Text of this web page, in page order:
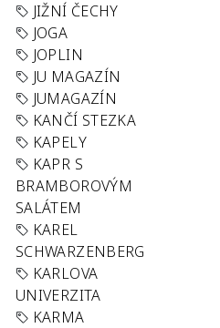
JIŽNÍ ČECHY
JOGA
JOPLIN
JU MAGAZÍN
JUMAGAZÍN
KANČÍ STEZKA
KAPELY
KAPR S
BRAMBOROVÝM
SALÁTEM
KAREL
SCHWARZENBERG
KARLOVA
UNIVERZITA
KARMA